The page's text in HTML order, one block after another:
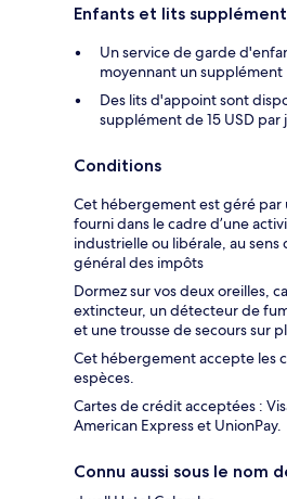
Enfants et lits
Un service de garde
moyennant un supplément
Des lits d'appoint sont
supplément de 15 USD par
Conditions
Cet hébergement est géré
fourni dans le cadre d’une
industrielle ou libérale, au sens
général des impôts
Dormez sur vos deux oreilles,
extincteur, un détecteur de
et une trousse de secours sur
Cet hébergement accepte les
espèces.
Cartes de crédit acceptées :
American Express et UnionPay.
Connu aussi sous le nom